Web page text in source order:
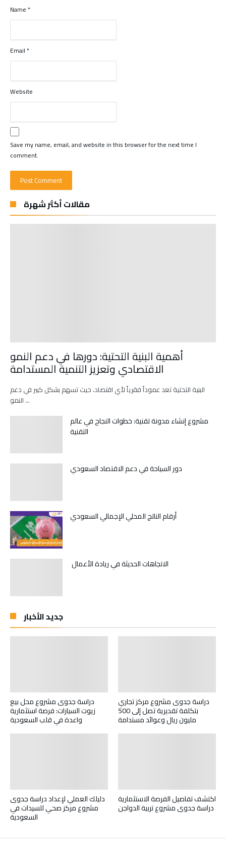
Name*
Email*
Website
Save my name, email, and website in this browser for the next time I
comment.
مقالات أكثر شهرة
أهمية البنية التحتية: دورها في دعم النمو
الاقتصادي وتعزيز التنمية المستدامة
البنية التحتية تعد عموداً فقرياً لأي اقتصاد، حيث تسهم بشكل كبير في دعم
النمو …
مشروع إنشاء مدونة تقنية: خطوات النجاح في عالم
التقنية
دور السياحة في دعم الاقتصاد السعودي
أرقام الناتج المحلي الإجمالي السعودي
الاتجاهات الحديثة في ريادة الأعمال
جديد الأخبار
دراسة جدوى مشروع محل بيع
زيوت السيارات: فرصة استثمارية
واعدة في قلب السعودية
دراسة جدوى مشروع مركز تجاري
بتكلفة تقديرية تصل إلى 500
مليون ريال وعوائد مستدامة
دليلك العملي لإعداد دراسة جدوى
مشروع مركز صحي للسيدات في
السعودية
اكتشف تفاصيل الفرصة الاستثمارية
دراسة جدوى مشروع تربية الدواجن